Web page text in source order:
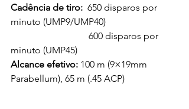
Cadência de tiro:
  650 disparos por
minuto (UMP9/UMP40)
minuto (UMP45)
Alcance efetivo: 100 m (9×19mm
Parabellum), 65 m (.45 ACP)